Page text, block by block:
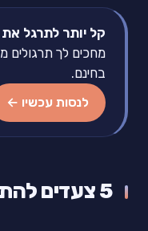
קל יותר לתרגל
בחינם.
לנסות עכשיו ←
5 צעדים להתאפסות